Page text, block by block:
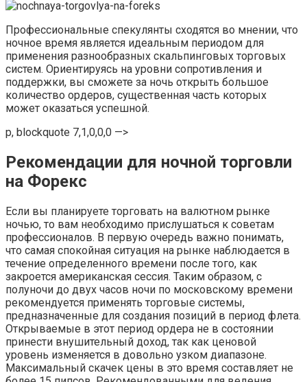
Профессиональные спекулянты сходятся во мнении, что
ночное время является идеальным периодом для
применения разнообразных скальпинговых торговых
систем. Ориентируясь на уровни сопротивления и
поддержки, вы сможете за ночь открыть большое
количество ордеров, существенная часть которых
может оказаться успешной.
p, blockquote 7,1,0,0,0 —>
Рекомендации для ночной торговли
на Форекс
Если вы планируете торговать на валютном рынке
ночью, то вам необходимо прислушаться к советам
профессионалов. В первую очередь важно понимать,
что самая спокойная ситуация на рынке наблюдается в
течение определенного времени после того, как
закроется американская сессия. Таким образом, с
полуночи до двух часов ночи по московскому времени
рекомендуется применять торговые системы,
предназначенные для создания позиций в период флета.
Открываемые в этот период ордера не в состоянии
принести внушительный доход, так как ценовой
уровень изменяется в довольно узком диапазоне.
Максимальный скачек цены в это время составляет не